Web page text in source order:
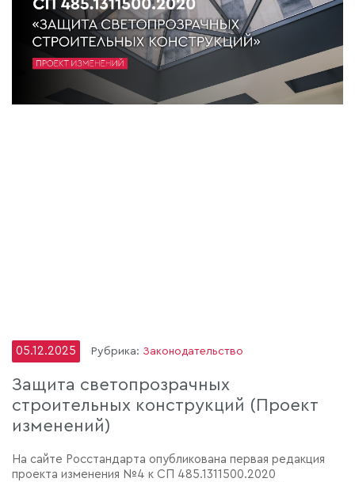
05.12.2025 Рубрика: Законодательство
Защита светопрозрачных
строительных конструкций (Проект
изменений)
На сайте Росстандарта опубликована первая редакция
проекта изменения №4 к СП 485.1311500.2020